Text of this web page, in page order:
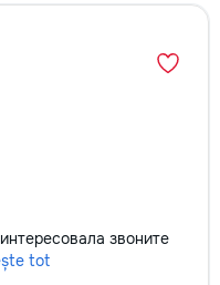
звоните
tot